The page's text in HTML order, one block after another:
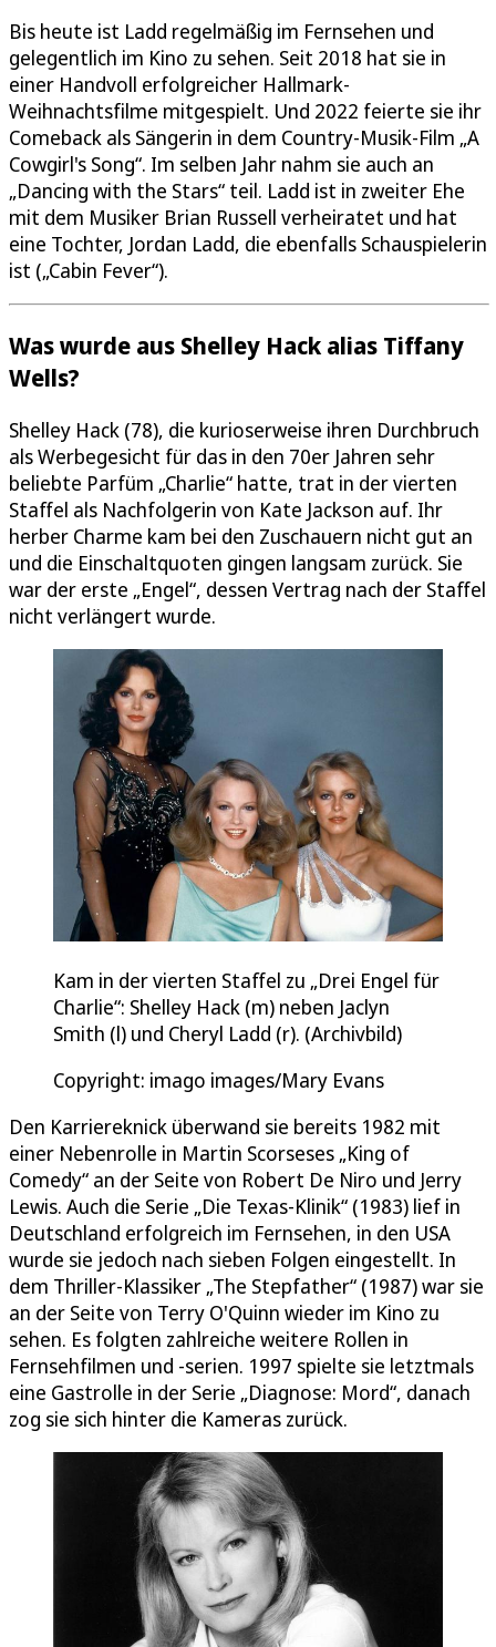
Bis heute ist Ladd regelmäßig im Fernsehen und
gelegentlich im Kino zu sehen. Seit 2018 hat sie in
einer Handvoll erfolgreicher Hallmark-
Weihnachtsfilme mitgespielt. Und 2022 feierte sie ihr
Comeback als Sängerin in dem Country-Musik-Film „A
Cowgirl's Song“. Im selben Jahr nahm sie auch an
„Dancing with the Stars“ teil. Ladd ist in zweiter Ehe
mit dem Musiker Brian Russell verheiratet und hat
eine Tochter, Jordan Ladd, die ebenfalls Schauspielerin
ist („Cabin Fever“).
Was wurde aus Shelley Hack alias Tiffany
Wells?
Shelley Hack (78), die kurioserweise ihren Durchbruch
als Werbegesicht für das in den 70er Jahren sehr
beliebte Parfüm „Charlie“ hatte, trat in der vierten
Staffel als Nachfolgerin von Kate Jackson auf. Ihr
herber Charme kam bei den Zuschauern nicht gut an
und die Einschaltquoten gingen langsam zurück. Sie
war der erste „Engel“, dessen Vertrag nach der Staffel
nicht verlängert wurde.
Kam in der vierten Staffel zu „Drei Engel für
Charlie“: Shelley Hack (m) neben Jaclyn
Smith (l) und Cheryl Ladd (r). (Archivbild)
Copyright: imago images/Mary Evans
Den Karriereknick überwand sie bereits 1982 mit
einer Nebenrolle in Martin Scorseses „King of
Comedy“ an der Seite von Robert De Niro und Jerry
Lewis. Auch die Serie „Die Texas-Klinik“ (1983) lief in
Deutschland erfolgreich im Fernsehen, in den USA
wurde sie jedoch nach sieben Folgen eingestellt. In
dem Thriller-Klassiker „The Stepfather“ (1987) war sie
an der Seite von Terry O'Quinn wieder im Kino zu
sehen. Es folgten zahlreiche weitere Rollen in
Fernsehfilmen und -serien. 1997 spielte sie letztmals
eine Gastrolle in der Serie „Diagnose: Mord“, danach
zog sie sich hinter die Kameras zurück.